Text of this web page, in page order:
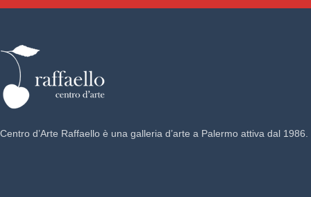
Centro d’Arte Raffaello è una galleria d’arte a Palermo attiva dal 1986.